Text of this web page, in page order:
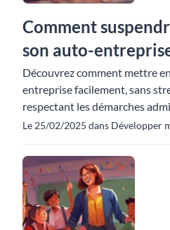
Comment
son auto-
Découvrez comment mettre
entreprise facilement, sans
respectant les démarches
Le 25/02/2025 dans Développer